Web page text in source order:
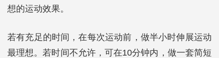
想的运动效果。
若有充足的时间，在每次运动前，做半小时伸展运动
最理想。若时间不允许，可在10分钟内，做一套简短